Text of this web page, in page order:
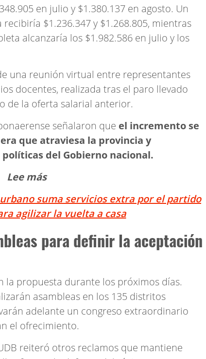
en julio y $1.380.137 en agosto. Un
$1.236.347 y $1.268.805, mientras
alcanzaría los $1.982.586 en julio y los
una reunión virtual entre representantes
docentes, realizada tras el paro llevado
de la oferta salarial anterior.
señalaron que el incremento se
que atraviesa la provincia y
del Gobierno nacional.
Lee más
suma servicios extra por el partido
agilizar la vuelta a casa
para definir la aceptación
la propuesta durante los próximos días.
asambleas en los 135 distritos
adelante un congreso extraordinario
el ofrecimiento.
reiteró otros reclamos que mantiene